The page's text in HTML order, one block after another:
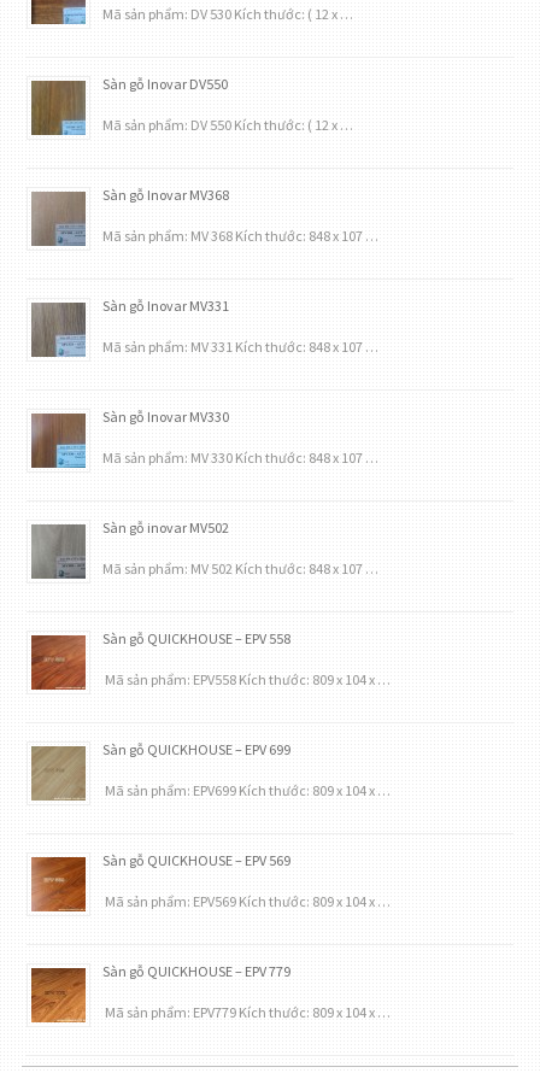
Mã sản phẩm: DV 530 Kích thước: ( 12 x …
Sàn gỗ Inovar DV550
Mã sản phẩm: DV 550 Kích thước: ( 12 x …
Sàn gỗ Inovar MV368
Mã sản phẩm: MV 368 Kích thước: 848 x 107 …
Sàn gỗ Inovar MV331
Mã sản phẩm: MV 331 Kích thước: 848 x 107 …
Sàn gỗ Inovar MV330
Mã sản phẩm: MV 330 Kích thước: 848 x 107 …
Sàn gỗ inovar MV502
Mã sản phẩm: MV 502 Kích thước: 848 x 107 …
Sàn gỗ QUICKHOUSE – EPV 558
Mã sản phẩm: EPV558 Kích thước: 809 x 104 x …
Sàn gỗ QUICKHOUSE – EPV 699
Mã sản phẩm: EPV699 Kích thước: 809 x 104 x …
Sàn gỗ QUICKHOUSE – EPV 569
Mã sản phẩm: EPV569 Kích thước: 809 x 104 x …
Sàn gỗ QUICKHOUSE – EPV 779
Mã sản phẩm: EPV779 Kích thước: 809 x 104 x …